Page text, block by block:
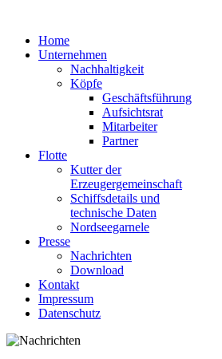
Home
Unternehmen
Nachhaltigkeit
Köpfe
Geschäftsführung
Aufsichtsrat
Mitarbeiter
Partner
Flotte
Kutter der
Erzeugergemeinschaft
Schiffsdetails und
technische Daten
Nordseegarnele
Presse
Nachrichten
Download
Kontakt
Impressum
Datenschutz